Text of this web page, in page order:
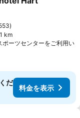
に追加
km
ポーツセンターをご利用い
だ
料金を表示